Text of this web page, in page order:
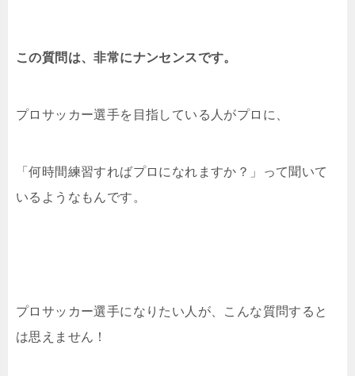
この質問は、非常にナンセンスです。
プロサッカー選手を目指している人がプロに、
「何時間練習すればプロになれますか？」って聞いて
いるようなもんです。
プロサッカー選手になりたい人が、こんな質問すると
は思えません！